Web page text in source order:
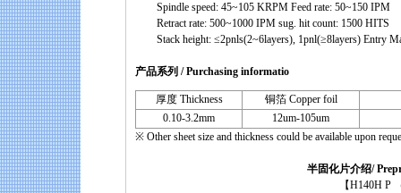
Spindle speed: 45~105 KRPM Feed rate: 50~150 IPM
Retract rate: 500~1000 IPM sug. hit count: 1500 HITS
Stack height: ≤2pnls(2~6layers), 1pnl(≥8layers) Entry
产品系列 / Purchasing informatio
厚度 Thickness
铜箔 Copper foil
0.10-3.2mm
12um-105um
※ Other sheet size and thickness could be available upon
半固化片介绍/
【H140H P （UV